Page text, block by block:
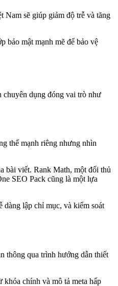
Nam sẽ giúp giảm độ trễ và tăng
bảo mật mạnh mẽ để bảo vệ
chuyên dụng đóng vai trò như
thế mạnh riêng nhưng nhìn
bài viết. Rank Math, một đối thủ
SEO Pack cũng là một lựa
dàng lập chỉ mục, và kiểm soát
thông qua trình hướng dẫn thiết
khóa chính và mô tả meta hấp